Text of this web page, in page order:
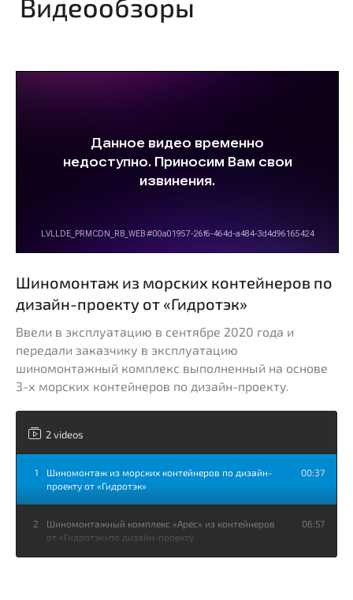
2 videos
1
Шиномонтаж из морских контейнеров по дизайн-
проекту от «Гидротэк»
00:37
2
Шиномонтажный комплекс «Арес» из контейнеров
от «Гидротэк»по дизайн-проекту
06:57
Шиномонтаж из морских контейнеров по
дизайн-проекту от «Гидротэк»
Ввели в эксплуатацию в сентябре 2020 года и
передали заказчику в эксплуатацию
шиномонтажный комплекс выполненный на основе
3-х морских контейнеров по дизайн-проекту.
реализуем «под ключ»:
или помещение для любых
целей: от автомойки
до торгового центра.
под бизнес
Согласуем